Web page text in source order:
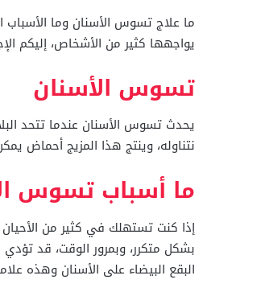
ما علاج تسوس الأسنان وما الأسباب
يواجهها كثير من الأشخاص، إليكم
تسوس الأسنان
يحدث تسوس الأسنان عندما تتحد
نتناوله، وينتج هذا المزيج أحماض
ما أسباب تسوس
إذا كنت تستهلك في كثير من
بشكل متكرر، وبمرور الوقت، قد تؤدي
البقع البيضاء على الأسنان وهذه